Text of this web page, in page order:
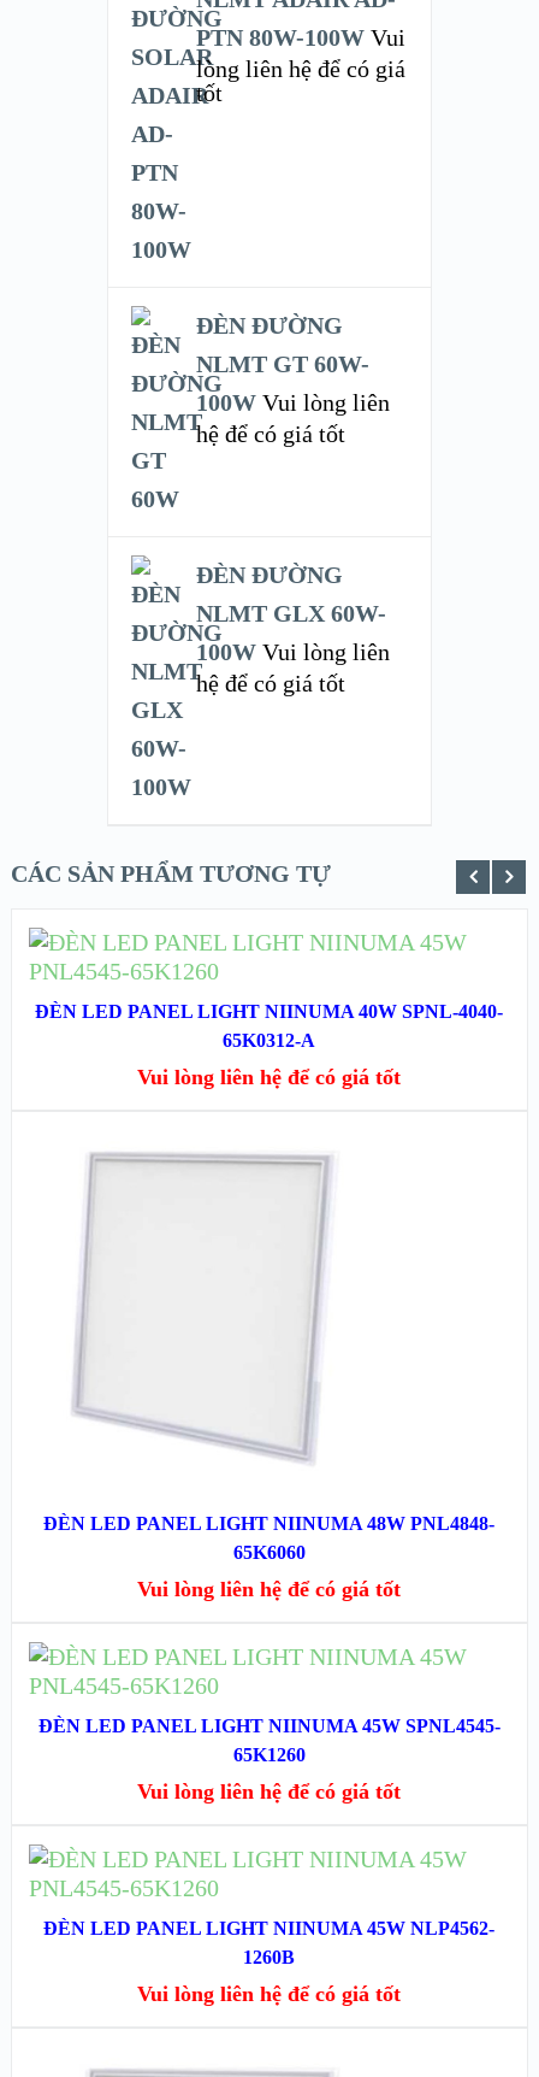
PTN 80W-100W Vui
lòng liên hệ để có giá
tốt
ĐÈN ĐƯỜNG
NLMT GT 60W-
100W Vui lòng liên
hệ để có giá tốt
ĐÈN ĐƯỜNG
NLMT GLX 60W-
100W Vui lòng liên
hệ để có giá tốt
CÁC SẢN PHẨM TƯƠNG TỰ
XEM NHANH
XEM CHI TIẾT
ĐỌC TIẾP
ĐÈN LED PANEL LIGHT NIINUMA 40W SPNL-4040-
65K0312-A
Vui lòng liên hệ để có giá tốt
XEM CHI TIẾT
ĐÈN LED PANEL LIGHT NIINUMA 48W PNL4848-
65K6060
Vui lòng liên hệ để có giá tốt
XEM NHANH
XEM CHI TIẾT
ĐỌC TIẾP
ĐÈN LED PANEL LIGHT NIINUMA 45W SPNL4545-
65K1260
Vui lòng liên hệ để có giá tốt
XEM NHANH
XEM CHI TIẾT
ĐỌC TIẾP
ĐÈN LED PANEL LIGHT NIINUMA 45W NLP4562-
1260B
Vui lòng liên hệ để có giá tốt